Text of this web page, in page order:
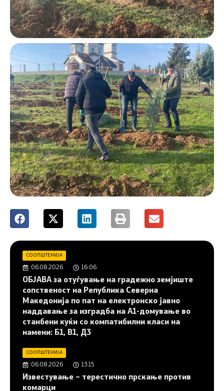
СООПШТЕНИЈА
06.08.2026 16:06
ОБЈАВА за отуѓување на градежно земјиште
сопственост на Република Северна
Македонија по пат на електронско јавно
наддавање за изградба на A1-домување во
станбени куќи со компатибилни класи на
намени: Б1, В1, Д3
СООПШТЕНИЈА
06.08.2026 13:15
Известување – терестично прскање против
комарци